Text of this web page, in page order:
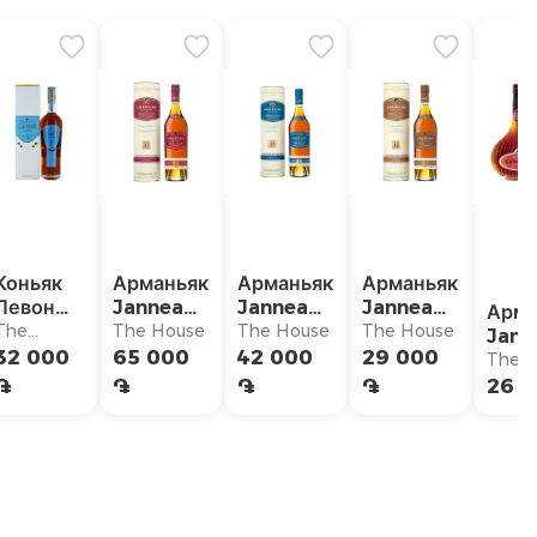
000
Арманьяк
Janneau
25 YO
The House
65 000
֏
Арманьяк
Janneau
18 YO
The House
42 000
֏
Арманьяк
Janneau
12 YO
The House
29 000
֏
The
26